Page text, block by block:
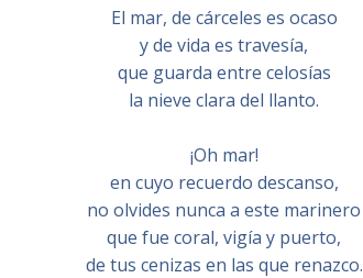
El mar, de cárceles es ocaso
y de vida es travesía,
que guarda entre celosías
la nieve clara del llanto.
¡Oh mar!
en cuyo recuerdo descanso,
no olvides nunca a este marinero
que fue coral, vigía y puerto,
de tus cenizas en las que renazco.